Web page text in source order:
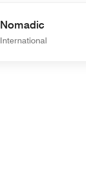
Nomadic
International